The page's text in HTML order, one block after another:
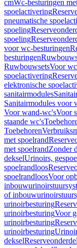
cmWc-besturingen
spoelactivering
pneumatische
spoeling
spoeling
voor wc-besturingen
besturingen
RuwbouwsetsVoor
spoelactivering
elektronische
sanitairmodules
Sanitairmodules voor
Voor wand-wc'sVoor
staande wc's
Toebehoren
met spoelrand
met spoelrandZonder
dekselUrinoirs,
spoelrandloos
spoelrandloosVoor
of
urinoirbesturing
urinoirbesturingVoor
urinoirbesturing
urinoirbesturing
deksel